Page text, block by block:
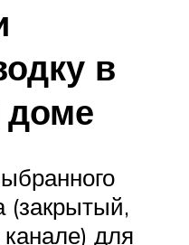
в
(закрытый,
для